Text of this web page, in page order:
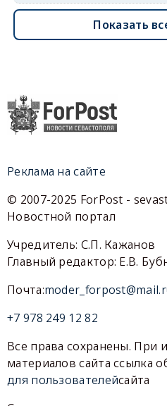
Показать
Реклама на сайте
© 2007-2025 ForPost -
Новостной портал
Учредитель: С.П. Кажанов
Главный редактор: Е.В.
Почта:
+7 978 249 12 82
Все права сохранены. При
материалов сайта ссылка
для пользователейсайта